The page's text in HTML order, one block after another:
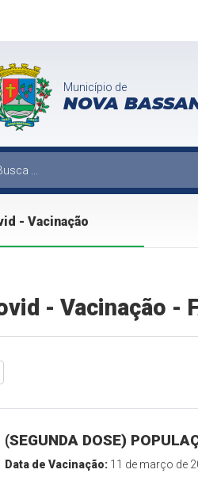
Município de
NOVA
- Vacinação
- Vacinação -
(SEGUNDA DOSE)
Data de Vacinação: 11 de março de